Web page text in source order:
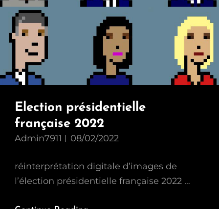
Election présidentielle
française 2022
Admin7911 08/02/2022
réinterprétation digitale d’images de
l’élection présidentielle française 2022 …